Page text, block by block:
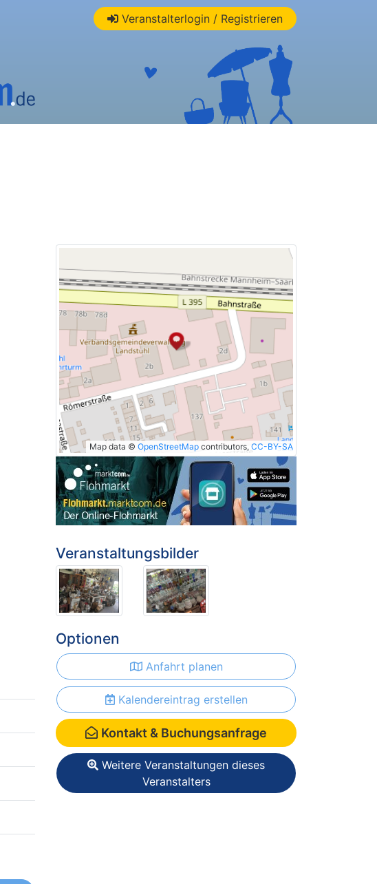
Veranstalterlogin / Registrieren
Map data © OpenStreetMap contributors, CC-BY-SA
Veranstaltungsbilder
Optionen
Anfahrt planen
Kalendereintrag erstellen
Kontakt & Buchungsanfrage
Weitere Veranstaltungen dieses
Veranstalters